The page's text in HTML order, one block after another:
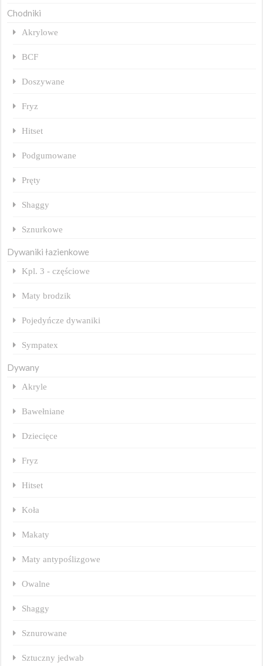
Chodniki
Akrylowe
BCF
Doszywane
Fryz
Hitset
Podgumowane
Pręty
Shaggy
Sznurkowe
Dywaniki łazienkowe
Kpl. 3 - częściowe
Maty brodzik
Pojedyńcze dywaniki
Sympatex
Dywany
Akryle
Bawełniane
Dziecięce
Fryz
Hitset
Koła
Makaty
Maty antypoślizgowe
Owalne
Shaggy
Sznurowane
Sztuczny jedwab